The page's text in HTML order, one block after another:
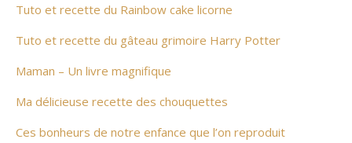
Tuto et recette du Rainbow cake licorne
Tuto et recette du gâteau grimoire Harry Potter
Maman – Un livre magnifique
Ma délicieuse recette des chouquettes
Ces bonheurs de notre enfance que l’on reproduit